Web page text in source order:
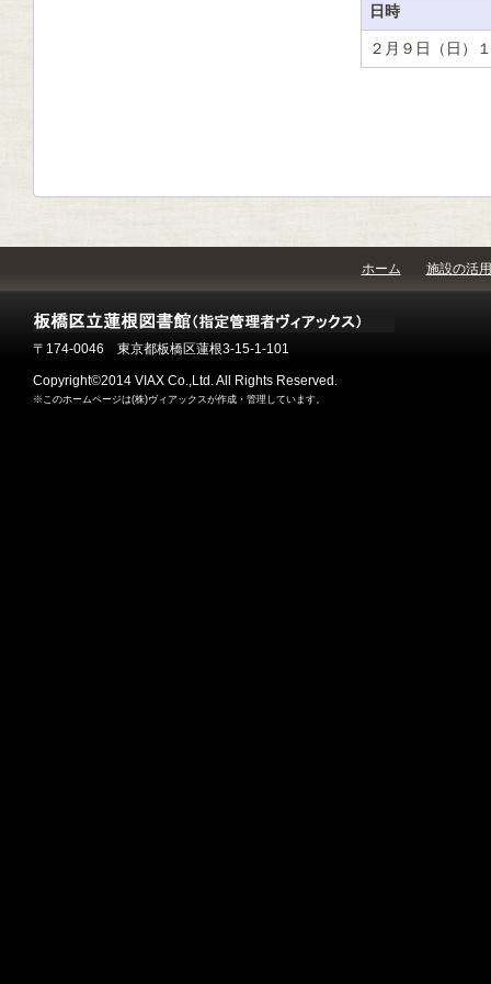
日時
２月９日（日）
ホーム 施設の活用
〒174-0046 東京都板橋区蓮根3-15-1-101
Copyright©2014 VIAX Co.,Ltd. All Rights Reserved.
※このホームページは(株)ヴィアックスが作成・管理しています。